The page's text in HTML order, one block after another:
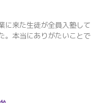
に来た生徒が全員入塾して
。本当にありがたいことで